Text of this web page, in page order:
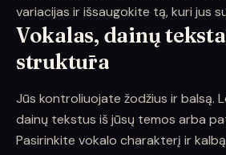
variacijas ir išsaugokite tą, kuri jus
Vokalas, dainų
struktūra
Jūs kontroliuojate žodžius ir balsą.
dainų tekstus iš jūsų temos arba
Pasirinkite vokalo charakterį ir